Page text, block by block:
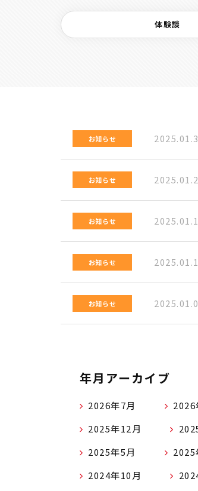
体験談
お知らせ
お知らせ
お知らせ
お知らせ
お知らせ
年月アーカイブ
2026年7月 2026
2025年12月
2025年5月
2025
2024年10月